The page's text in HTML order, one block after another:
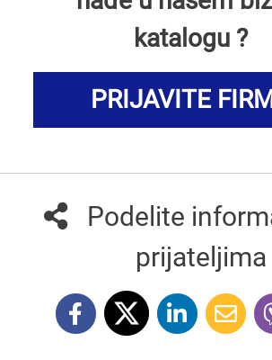
katalogu ?
PRIJAVITE
Podelite
prijateljima